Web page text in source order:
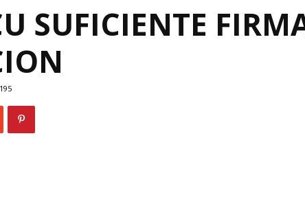
Noticia
di
Aruba
SUFICIENTE